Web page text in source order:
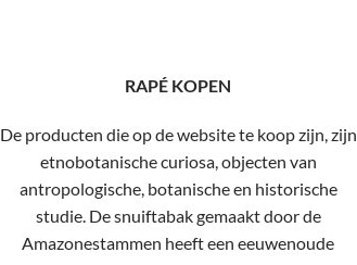
RAPÉ KOPEN
De producten die op de website te koop zijn, zijn
etnobotanische curiosa, objecten van
antropologische, botanische en historische
studie. De snuiftabak gemaakt door de
Amazonestammen heeft een eeuwenoude